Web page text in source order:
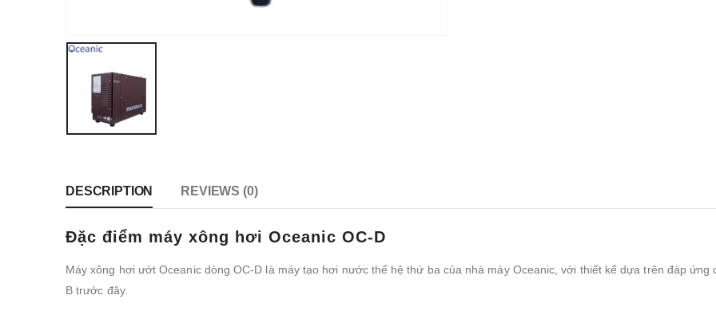
DESCRIPTION REVIEWS (0)
Đặc điểm máy xông hơi Oceanic OC-D
Máy xông hơi ướt Oceanic dòng OC-D là máy tạo hơi nước thế hệ thứ ba của nhà máy Oceanic, với thiết kế dựa trên đáp
B trước đây.